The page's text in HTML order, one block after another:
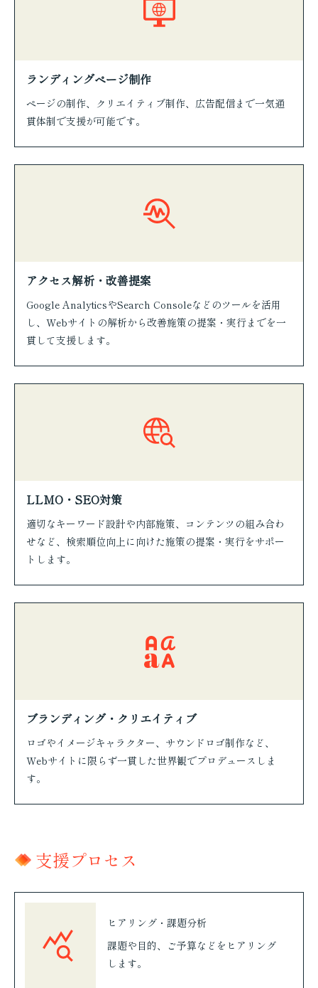
ランディングページ制作
ページの制作、クリエイティブ制作、広告配信まで一気通
貫体制で支援が可能です。
アクセス解析・改善提案
Google AnalyticsやSearch Consoleなどのツールを活用
し、Webサイトの解析から改善施策の提案・実行までを一
貫して支援します。
LLMO・SEO対策
適切なキーワード設計や内部施策、コンテンツの組み合わ
せなど、検索順位向上に向けた施策の提案・実行をサポー
トします。
ブランディング・クリエイティブ
ロゴやイメージキャラクター、サウンドロゴ制作など、
Webサイトに限らず一貫した世界観でプロデュースしま
す。
支援プロセス
ヒアリング・課題分析
課題や目的、ご予算などをヒアリング
します。